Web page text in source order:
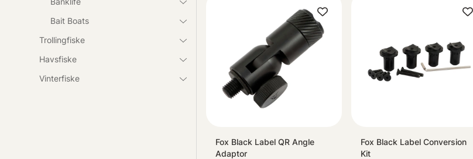
Bait Boats
Trollingfiske
Havsfiske
Vinterfiske
Fox Black Label QR Angle
Adaptor
Fox Black Label Conversion
Kit